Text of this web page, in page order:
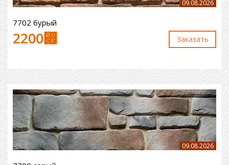
09.08.2026
7702 бурый
2200⃏ Заказaть
09.08.2026